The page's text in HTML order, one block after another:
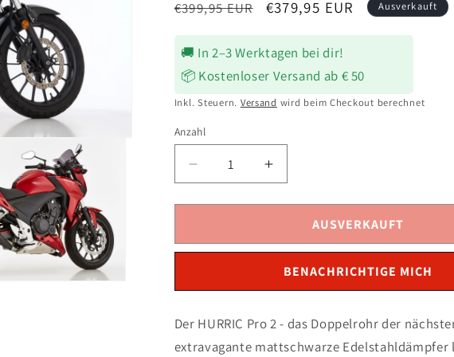
Normaler
€399,95 EUR Verkaufspreis
€379,95 EUR Ausverkauft
🚚 In 2–3 Werktagen bei dir!
📦 Kostenloser Versand ab € 50
Inkl. Steuern. Versand wird beim Checkout berechnet
Anzahl
Verringere
die
Menge
HURRIC
Auspuff
passend
für
Erhöhe
die
Menge
HURRIC
Auspuff
passend
für
AUSVERKAUFT
BENACHRICHTIGE MICH
Der HURRIC Pro 2 - das Doppelrohr der
extravagante mattschwarze Edelstahldämpfer